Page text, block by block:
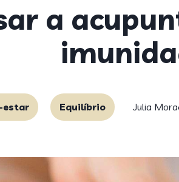
a
estar Equilíbrio Julia